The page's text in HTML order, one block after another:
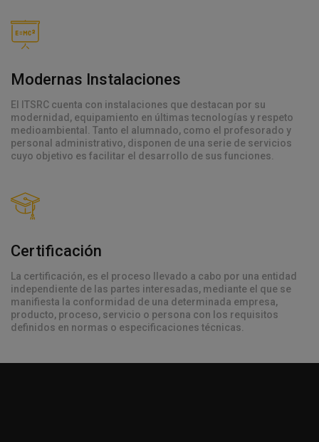
Modernas Instalaciones
El ITSRC cuenta con instalaciones que destacan por su
modernidad, equipamiento en últimas tecnologías y respeto
medioambiental. Tanto el alumnado, como el profesorado y
personal administrativo, disponen de una serie de servicios
cuyo objetivo es facilitar el desarrollo de sus funciones.
Certificación
La certificación, es el proceso llevado a cabo por una entidad
independiente de las partes interesadas, mediante el que se
manifiesta la conformidad de una determinada empresa,
producto, proceso, servicio o persona con los requisitos
definidos en normas o especificaciones técnicas.